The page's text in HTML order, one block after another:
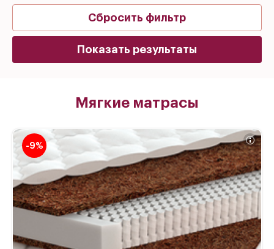
Комбинированная
Сбросить фильтр
Показать результаты
Мягкие матрасы
-9%